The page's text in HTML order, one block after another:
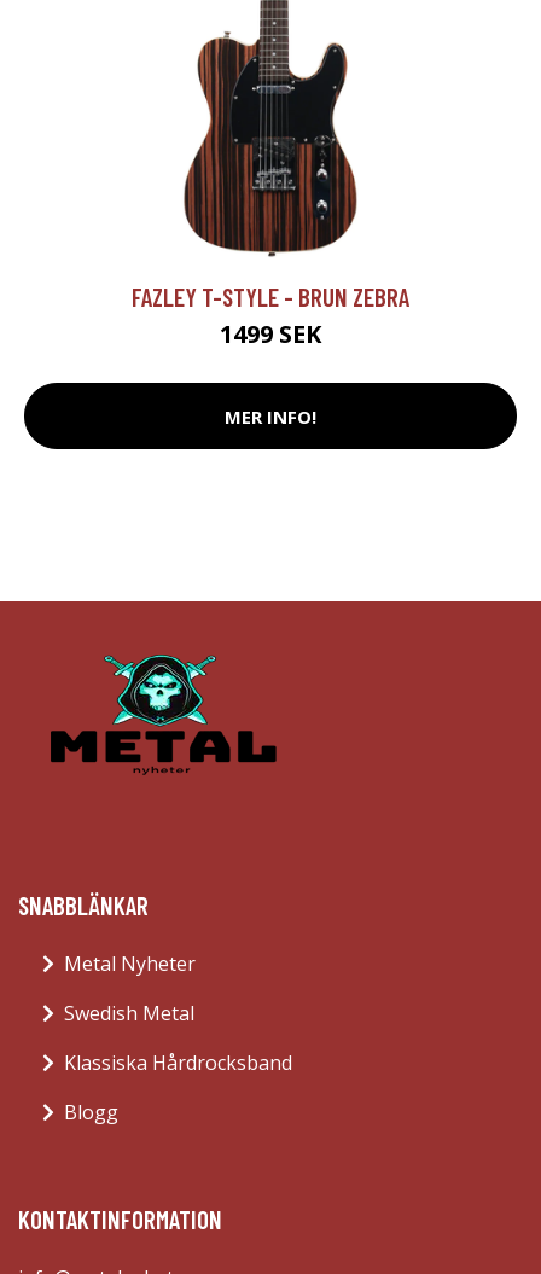
FAZLEY T-STYLE - BRUN ZEBRA
1499 SEK
MER INFO!
SNABBLÄNKAR
Metal Nyheter
Swedish Metal
Klassiska Hårdrocksband
Blogg
KONTAKTINFORMATION